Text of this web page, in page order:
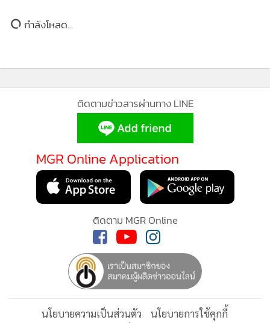
พร้อมกันนี้ MSI ยังคงเดินหน้าตอบโจทย์ครีเอเตอร์และคน
ทำงานรุ่นใหม่ ด้วยการเปิดตัวโน้ตบุ๊กกลุ่ม AI PC เพิ่มเติม ไม่ว่า
จะเป็น Prestige 14 Flip AI+ Vincent van Gogh Edition:
โน้ตบุ๊กพรีเมียมในคอลเลกชัน MSI Artisan Collection ที่ได้แรง
บันดาลใจจากภาพวาดระดับโลกอย่าง The Starry Night และ
Starry Night Over the Rhône ของ วินเซนต์ แวน โกะห์ ตัว
เครื่องขับเคลื่อนด้วย Intel Core Ultra Series 3 มอบความ
ยอดนิยม
ติดตามข่าวสารผ่านทาง LINE
MGR Online Application
ติดตาม MGR Online
MGR Online ใช้คุกกี้ (Cookies)
MGR Online ใช้คุกกี้ เพื่อจัดการข้อมูลส่วนบุคคล
ประสบการณ์คอนเทนต์ที่ดีที่สุดให้กับผู้อ่านบนเว็
แอพพลิเคชั่นเงื่อนไขการใช้งานเว็บไซต์
ส่วนบุคคล
รับทราบ